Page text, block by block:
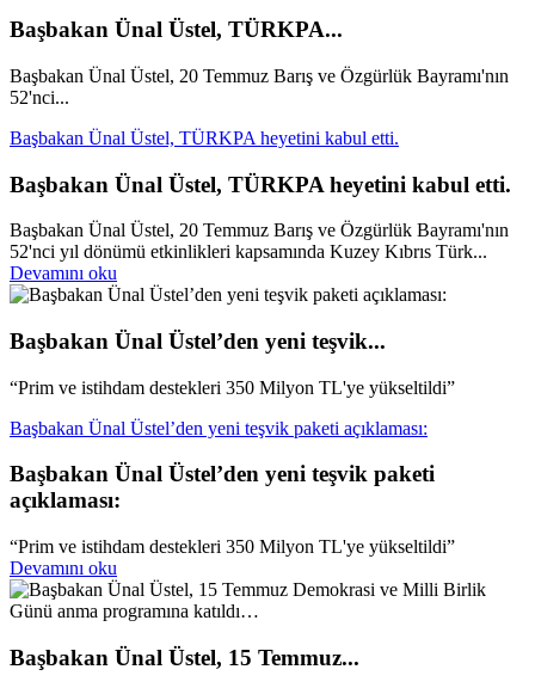
Başbakan Ünal Üstel, TÜRKPA...
Başbakan Ünal Üstel, 20 Temmuz Barış ve Özgürlük Bayramı'nın
52'nci...
Başbakan Ünal Üstel, TÜRKPA heyetini kabul etti.
Başbakan Ünal Üstel, TÜRKPA heyetini kabul etti.
Başbakan Ünal Üstel, 20 Temmuz Barış ve Özgürlük Bayramı'nın
52'nci yıl dönümü etkinlikleri kapsamında Kuzey Kıbrıs Türk...
Devamını oku
Başbakan Ünal Üstel’den yeni teşvik...
“Prim ve istihdam destekleri 350 Milyon TL'ye yükseltildi”
Başbakan Ünal Üstel’den yeni teşvik paketi açıklaması:
Başbakan Ünal Üstel’den yeni teşvik paketi
açıklaması:
“Prim ve istihdam destekleri 350 Milyon TL'ye yükseltildi”
Devamını oku
Başbakan Ünal Üstel, 15 Temmuz...